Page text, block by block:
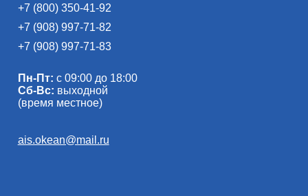
+7 (800) 350-41-92
+7 (908) 997-71-82
+7 (908) 997-71-83
Пн-Пт: с 09:00 до 18:00
Сб-Вс: выходной
(время местное)
ais.okean@mail.ru